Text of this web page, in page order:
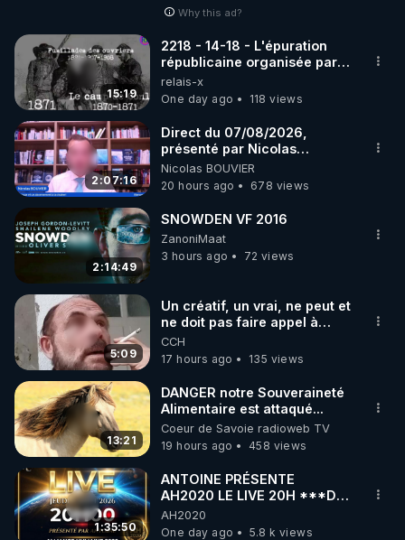
Why this ad?
15:19
2218 - 14-18 - L'épuration
républicaine organisée par
les frères de la truelle
relais-x
One day ago
118 views
2:07:16
Direct du 07/08/2026,
présenté par Nicolas
BOUVIER
Nicolas BOUVIER
20 hours ago
678 views
2:14:49
SNOWDEN VF 2016
ZanoniMaat
3 hours ago
72 views
5:09
Un créatif, un vrai, ne peut et
ne doit pas faire appel à
l'intelligence artificielle
CCH
17 hours ago
135 views
13:21
DANGER notre Souveraineté
Alimentaire est attaqué...
Coeur de Savoie radioweb TV
19 hours ago
458 views
1:35:50
ANTOINE PRÉSENTE
AH2020 LE LIVE 20H ***DU
06/08/2026***
AH2020
One day ago
5.8 k views